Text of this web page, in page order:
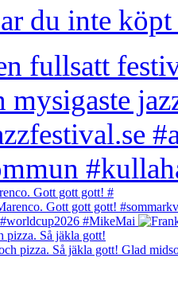
Gott gott gott! #
#MikeMai
pizza. Så jäkla gott!